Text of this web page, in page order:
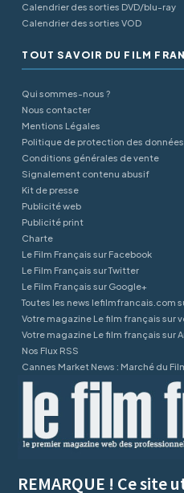
Calendrier des sorties DVD/blu-ray
Calendrier des sorties VOD
TOUT SAVOIR DU FILM
Qui sommes-nous ?
Nous contacter
Mentions Légales
Politique de protection des
Conditions générales de vente
Signalement contenu abusif
Kit de presse
Publicité web
Publicité print
Charte
Le Film Français sur Facebook
Le Film Français sur Twitter
Le Film Français sur Google+
Toutes les news lefilmfrancais.com
Votre magazine Le film français sur
Votre magazine Le film français sur
Nos Flux RSS
Cannes Market News : Marché du
REMARQUE ! Ce site